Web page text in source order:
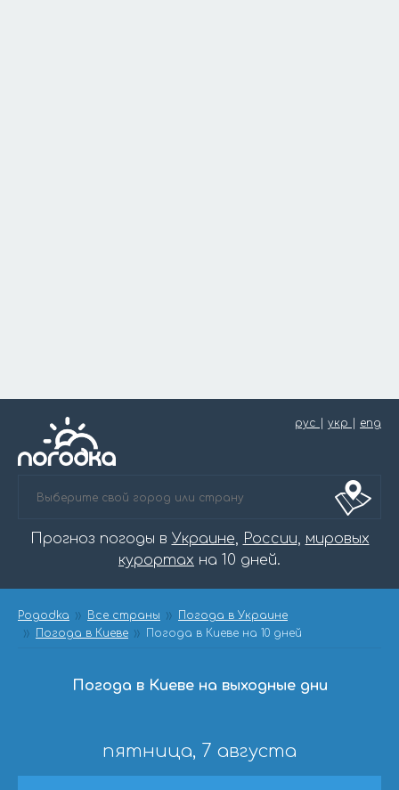
рус укр eng
Прогноз погоды в Украине, России, мировых
курортах на 10 дней.
Pogodka Все страны
Погода в Украине
Погода в Киеве
Погода в Киеве на 10 дней
Погода в Киеве на выходные дни
пятница, 7 августа